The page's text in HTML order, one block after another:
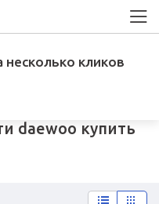
кликов
daewoo купить